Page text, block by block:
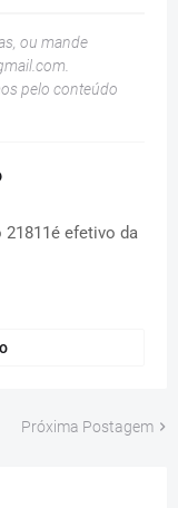
ou mande
pelo conteúdo
efetivo da
Próxima Postagem